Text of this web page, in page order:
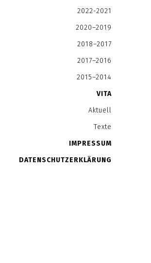
2022-2021
2020–2019
2018–2017
2017–2016
2015–2014
VITA
Aktuell
Texte
IMPRESSUM
DATENSCHUTZERKLÄRUNG